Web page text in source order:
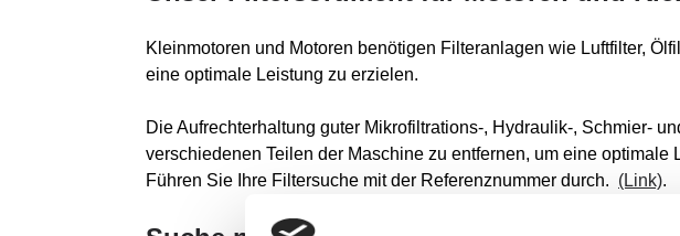
Kleinmotoren und Motoren benötigen Filteranlagen wie Luftfilter,
eine optimale Leistung zu erzielen.
Die Aufrechterhaltung guter Mikrofiltrations-, Hydraulik-, Schmier-
verschiedenen Teilen der Maschine zu entfernen, um eine
Führen Sie Ihre Filtersuche mit der Referenznummer durch. (Link).